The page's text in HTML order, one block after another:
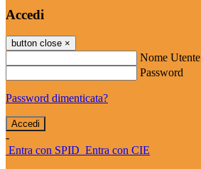
Accedi
button close ×
Nome Utente
Password
Password dimenticata?
-
Entra con SPID Entra con CIE